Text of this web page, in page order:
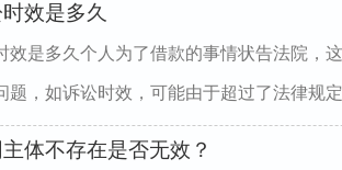
效是多久
效是多久个人为了借款的事情状告法院，
题，如诉讼时效，可能由于超过了法律规
体不存在是否无效？